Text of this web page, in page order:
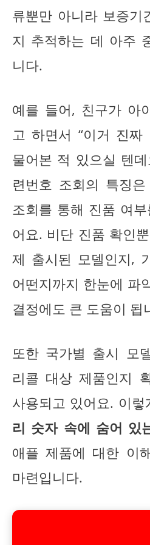
류뿐만 아니라 보증기
지 추적하는 데 아주
니다.
예를 들어, 친구가 아
고 하면서 “이거 진짜
물어본 적 있으실 텐
련번호 조회의 특징
조회를 통해 진품 여
어요. 비단 진품 확인
제 출시된 모델인지,
어떤지까지 한눈에 파
결정에도 큰 도움이 됩
또한 국가별 출시 모
리콜 대상 제품인지
사용되고 있어요. 이렇
리 숫자 속에 숨어 있
애플 제품에 대한 이
마련입니다.